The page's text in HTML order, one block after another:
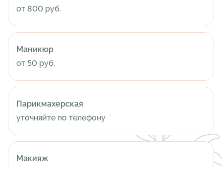
от 800 руб.
Маникюр
от 50 руб.
Парикмахерская
уточняйте по телефону
Макияж